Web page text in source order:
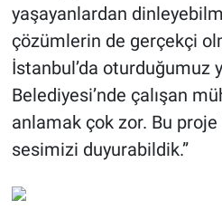
yaşayanlardan
çözümlerin de gerçekçi
İstanbul’da oturduğumuz
Belediyesi’nde çalışan
anlamak çok zor. Bu
sesimizi duyurabildik.”